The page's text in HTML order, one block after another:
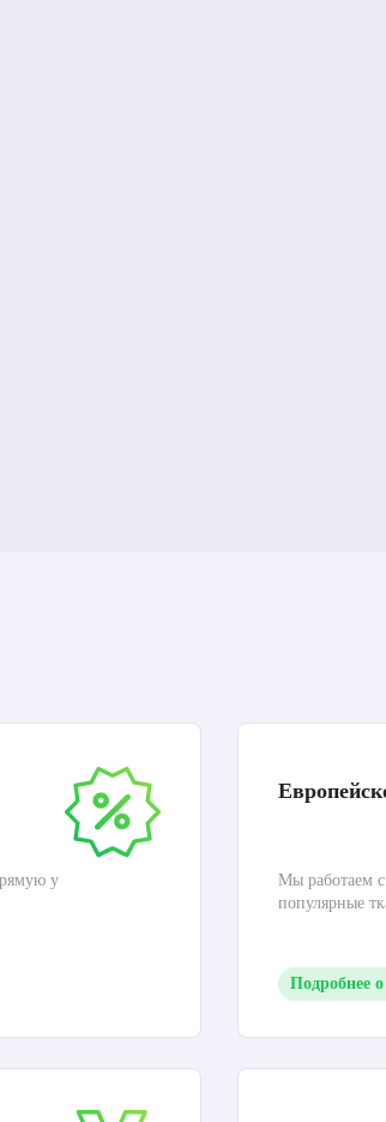
у
Мы работаем
популярные
Подробнее